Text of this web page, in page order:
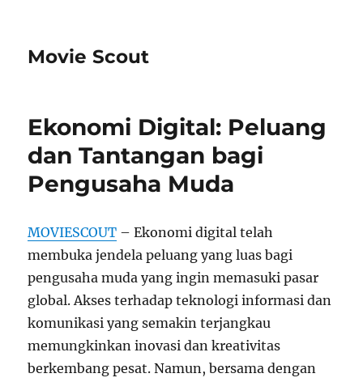
Movie Scout
Ekonomi Digital: Peluang
dan Tantangan bagi
Pengusaha Muda
MOVIESCOUT – Ekonomi digital telah
membuka jendela peluang yang luas bagi
pengusaha muda yang ingin memasuki pasar
global. Akses terhadap teknologi informasi dan
komunikasi yang semakin terjangkau
memungkinkan inovasi dan kreativitas
berkembang pesat. Namun, bersama dengan